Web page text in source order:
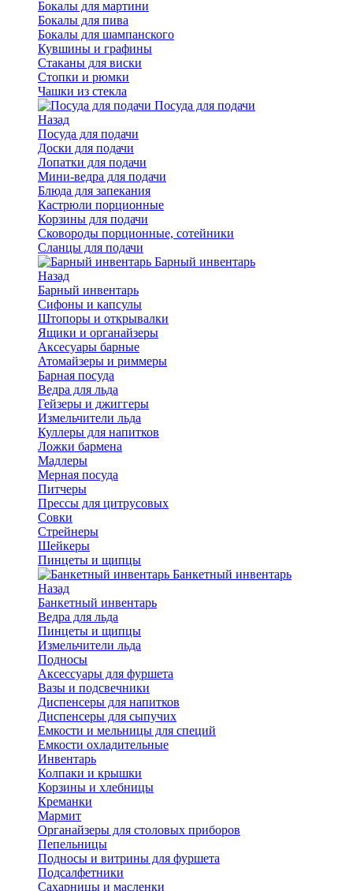
Бокалы для мартини
Бокалы для пива
Бокалы для шампанского
Кувшины и графины
Стаканы для виски
Стопки и рюмки
Чашки из стекла
Посуда для подачи
Назад
Посуда для подачи
Доски для подачи
Лопатки для подачи
Мини-ведра для подачи
Блюда для запекания
Кастрюли порционные
Корзины для подачи
Сковороды порционные, сотейники
Сланцы для подачи
Барный инвентарь
Назад
Барный инвентарь
Сифоны и капсулы
Штопоры и открывалки
Ящики и органайзеры
Аксесуары барные
Атомайзеры и риммеры
Барная посуда
Ведра для льда
Гейзеры и джиггеры
Измельчители льда
Куллеры для напитков
Ложки бармена
Мадлеры
Мерная посуда
Питчеры
Прессы для цитрусовых
Совки
Стрейнеры
Шейкеры
Пинцеты и щипцы
Банкетный инвентарь
Назад
Банкетный инвентарь
Ведра для льда
Пинцеты и щипцы
Измельчители льда
Подносы
Аксессуары для фуршета
Вазы и подсвечники
Диспенсеры для напитков
Диспенсеры для сыпучих
Емкости и мельницы для специй
Емкости охладительные
Инвентарь
Колпаки и крышки
Корзины и хлебницы
Креманки
Мармит
Органайзеры для столовых приборов
Пепельницы
Подносы и витрины для фуршета
Подсалфетники
Сахарницы и масленки